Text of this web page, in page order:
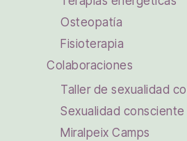
Osteopatía
Fisioterapia
Colaboraciones
Taller de sexualidad
Sexualidad consciente
Miralpeix Camps